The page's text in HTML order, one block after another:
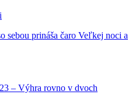
sebou prináša čaro Veľkej noci a
– Výhra rovno v dvoch